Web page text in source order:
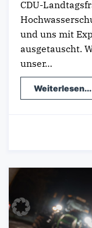
CDU-
und uns mit
ausgetauscht.
unser…
Weiterlesen...